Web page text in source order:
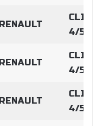
RENAULT
4/5
RENAULT
4/5
RENAULT
4/5